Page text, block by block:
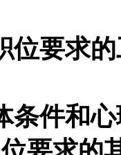
位要求
条件和